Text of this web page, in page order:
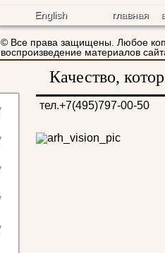
English главная
© Все права защищены. Любое
воспроизведение материалов
Качество,
тел.+7(495)797-00-50